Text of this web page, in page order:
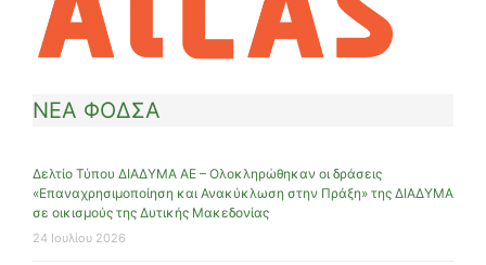
ΝΕΑ ΦΟΔΣΑ
Δελτίο Τύπου ΔΙΑΔΥΜΑ ΑΕ – Ολοκληρώθηκαν οι δράσεις
«Επαναχρησιμοποίηση και Ανακύκλωση στην Πράξη» της ΔΙΑΔΥΜΑ
σε οικισμούς της Δυτικής Μακεδονίας
24 Ιουλίου 2026